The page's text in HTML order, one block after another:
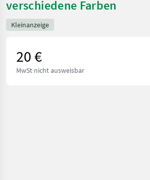
verschiedene Farben
Kleinanzeige
20 €
MwSt nicht ausweisbar